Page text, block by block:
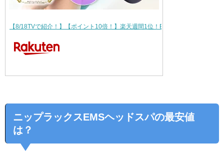
【8/18TVで紹介！】【ポイント10倍！】楽天週間1位！EMSヘッドスパ 2倍…
ニップラックスEMSヘッドスパの最安値
は？